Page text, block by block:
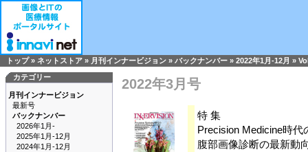
トップ» ネットストア » 月刊インナービジョン » バックナンバー » 2022年1月-12月 »
カテゴリー
月刊インナービジョン
最新号
バックナンバー
2026年1月-
2025年1月-12月
2024年1月-12月
2022年3月号
特 集
Precision Medicine時代
腹部画像診断の最新動